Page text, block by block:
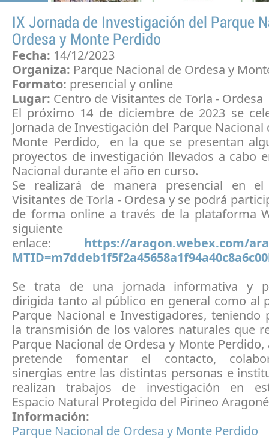
IX Jornada de Investigación del Parque
Ordesa y Monte Perdido
Fecha: 14/12/2023
Organiza: Parque Nacional de Ordesa y
Formato: presencial y online
Lugar: Centro de Visitantes de Torla - Ordesa
El próximo 14 de diciembre de 2023 se
Jornada de Investigación del Parque Nacional
Monte Perdido, en la que se presentan
proyectos de investigación llevados a cabo
Nacional durante el año en curso.
Se realizará de manera presencial en
Visitantes de Torla - Ordesa y se podrá
de forma online a través de la plataforma
siguiente
enlace: https://aragon.webex.com/
Se trata de una jornada informativa y
dirigida tanto al público en general como al
Parque Nacional e Investigadores, teniendo
la transmisión de los valores naturales que
Parque Nacional de Ordesa y Monte Perdido,
pretende fomentar el contacto,
sinergias entre las distintas personas e
realizan trabajos de investigación en
Espacio Natural Protegido del Pirineo
Información:
Parque Nacional de Ordesa y Monte Perdido